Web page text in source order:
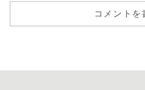
コメントを